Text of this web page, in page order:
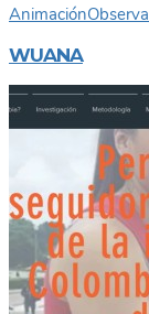
AnimaciónObserva
WUANA